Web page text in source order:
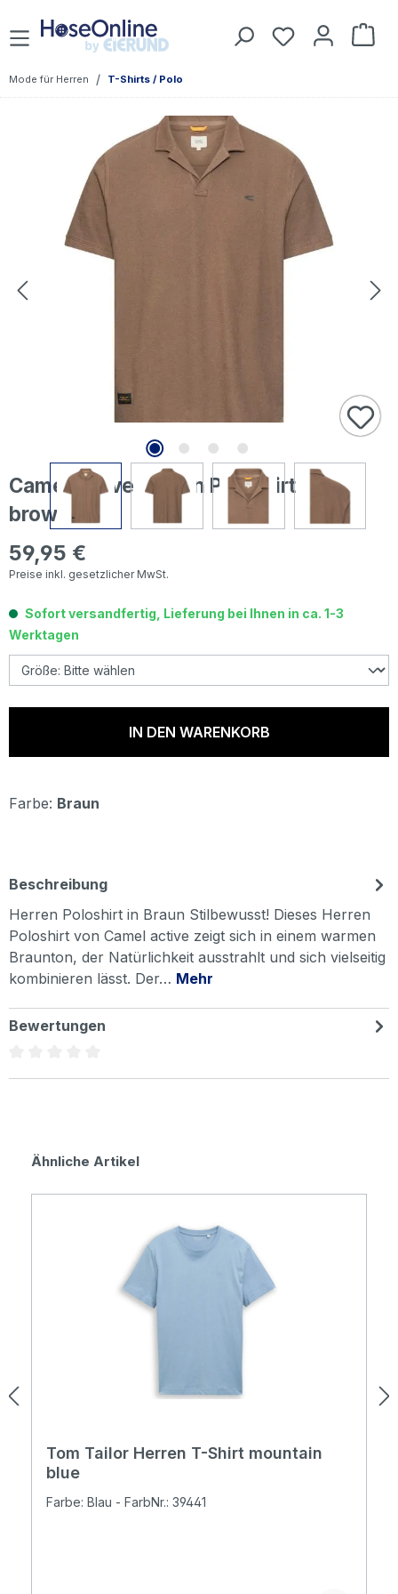
Zum Hauptinhalt springen Du hast 0
Mode für Herren / T-Shirts / Polo
Bildergalerie überspringen
Camel active Herren Poloshirt mud
brown
Regulärer Preis:
59,95 €
Preise inkl. gesetzlicher MwSt.
Sofort versandfertig, Lieferung bei Ihnen in ca. 1-3
Werktagen
IN DEN WARENKORB
Farbe: Braun
Beschreibung
Herren Poloshirt in Braun Stilbewusst! Dieses Herren
Poloshirt von Camel active zeigt sich in einem warmen
Braunton, der Natürlichkeit ausstrahlt und sich vielseitig
kombinieren lässt. Der… Mehr
Bewertungen
Produktgalerie überspringen
Ähnliche Artikel
Tom Tailor Herren T-Shirt mountain
blue
Farbe: Blau - FarbNr.: 39441